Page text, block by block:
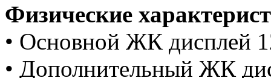
Физические
• Основной ЖК дисплей
• Дополнительный ЖК